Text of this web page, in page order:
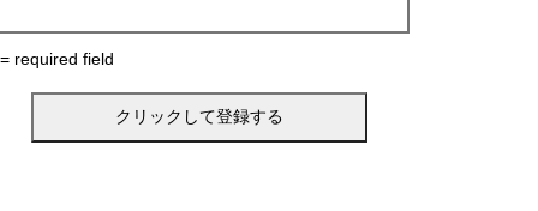
required field